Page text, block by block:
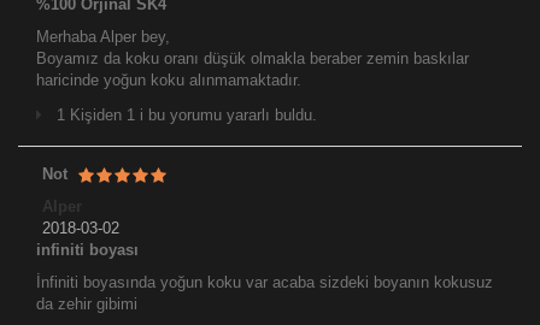
%100 Orjinal SK4
Merhaba Alper bey,
Boyamız da koku oranı düşük olmakla beraber zemin baskılar
haricinde yoğun koku alınmamaktadır.
1 Kişiden 1 i bu yorumu yararlı buldu.
Not
Alper
2018-03-02
infiniti boyası
İnfiniti boyasında yoğun koku var acaba sizdeki boyanın kokusuz
da zehir gibimi